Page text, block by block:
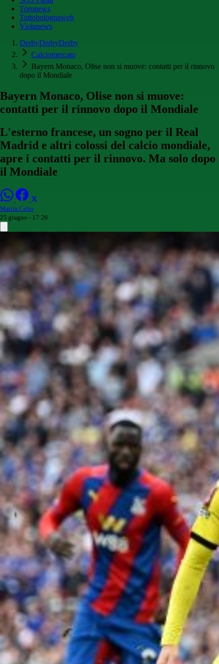
Toronews
Tuttobolognaweb
Violanews
DerbyDerbyDerby
Calciomercato
Bayern Monaco, Olise non si muove: contatti per il rinnovo
dopo il Mondiale
Bayern Monaco, Olise non si muove:
contatti per il rinnovo dopo il Mondiale
L'esterno francese, un sogno per il Real
Madrid e altri colossi del calcio mondiale,
apre i contatti per il rinnovo. Ma solo dopo
il Mondiale
Mattia Celio
25 giugno - 17:26